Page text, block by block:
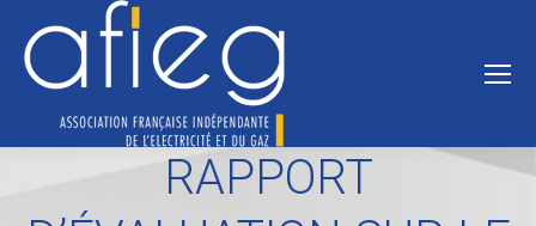
RAPPORT